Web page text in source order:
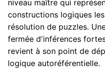
niveau maître qui
constructions logiques
résolution de puzzles.
fermée d'inférences
revient à son point de
logique autoréférentielle.